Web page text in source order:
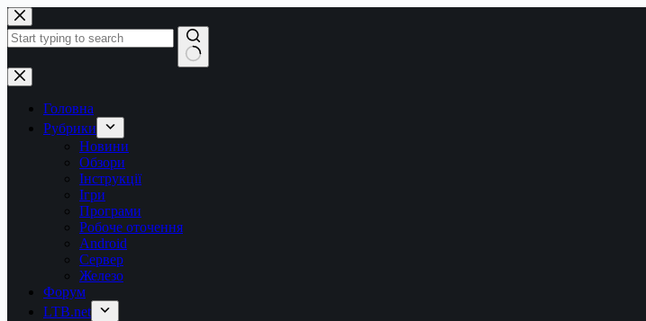
Перейти
до
вмісту
Немає
результатів
Головна
Рубрики
Новини
Обзори
Інструкції
Ігри
Програми
Робоче оточення
Android
Сервер
Железо
Форум
LTB.net